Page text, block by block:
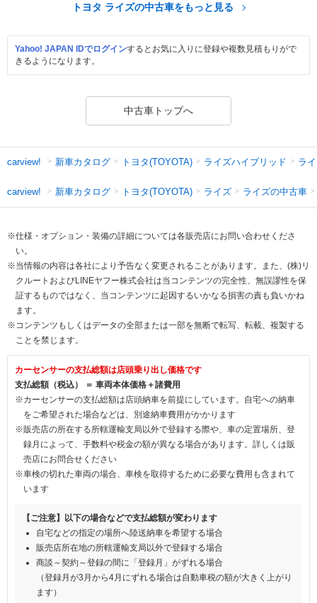
トヨタ ライズの中古車をもっと見る
Yahoo! JAPAN IDでログインするとお気に入りに登録や複数見積もりがで
きるようになります。
中古車トップへ
carview! 新車カタログ トヨタ(TOYOTA) ライズハイブリッド ラ
carview! 新車カタログ トヨタ(TOYOTA) ライズ ライズの中古車
※仕様・オプション・装備の詳細については各販売店にお問い合わせくださ
い。
※当情報の内容は各社により予告なく変更されることがあります。また、(株)リ
クルートおよびLINEヤフー株式会社は当コンテンツの完全性、無誤謬性を保
証するものではなく、当コンテンツに起因するいかなる損害の責も負いかね
ます。
※コンテンツもしくはデータの全部または一部を無断で転写、転載、複製する
ことを禁じます。
カーセンサーの支払総額は店頭乗り出し価格です
支払総額（税込） ＝ 車両本体価格＋諸費用
※カーセンサーの支払総額は店頭納車を前提にしています。自宅への納車
をご希望された場合などは、別途納車費用がかかります
※販売店の所在する所轄運輸支局以外で登録する際や、車の定置場所、登
録月によって、手数料や税金の額が異なる場合があります。詳しくは販
売店にお問合せください
※車検の切れた車両の場合、車検を取得するために必要な費用も含まれて
います
【ご注意】以下の場合などで支払総額が変わります
自宅などの指定の場所へ陸送納車を希望する場合
販売店所在地の所轄運輸支局以外で登録する場合
商談～契約～登録の間に「登録月」がずれる場合
（登録月が3月から4月にずれる場合は自動車税の額が大きく上がり
ます）